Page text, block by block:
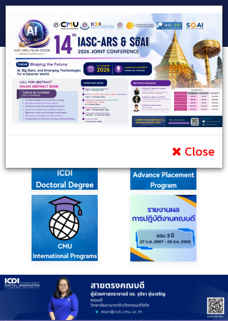
Public
Infomation
Portal Contact
Close